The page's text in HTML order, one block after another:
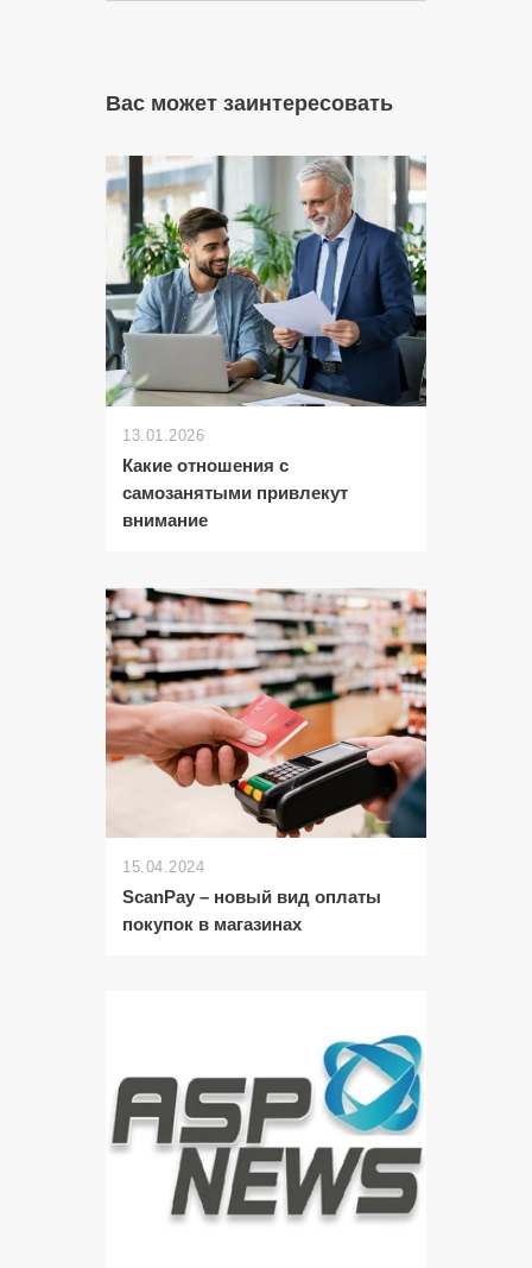
Вас может заинтересовать
13.01.2026
Какие отношения с
самозанятыми привлекут
внимание
15.04.2024
ScanPay – новый вид оплаты
покупок в магазинах